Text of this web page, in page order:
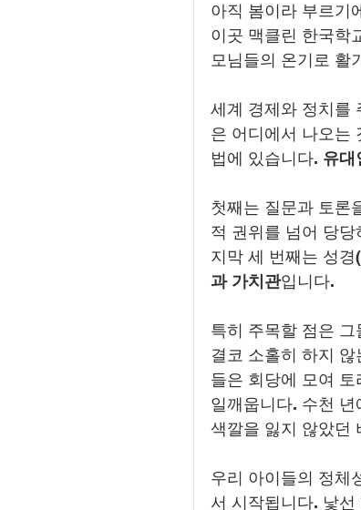
아직 봄이라 부르기
이곳 맥클린 한국학
모님들의 온기로 활
세계 경제와 정치를
은 어디에서 나오는
법에 있습니다. 유대
첫째는 질문과 토론
적 권위를 넘어 당당
지막 세 번째는 성
과 가치관입니다.
특히 주목할 점은
결코 소홀히 하지
들은 회당에 모여
일깨웁니다. 수천
색깔을 잃지 않았던
우리 아이들의 정체
서 시작됩니다. 낯